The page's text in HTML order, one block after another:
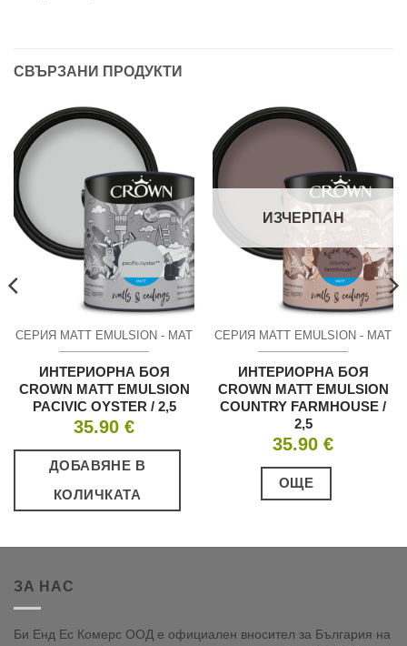
СВЪРЗАНИ ПРОДУКТИ
СЕРИЯ MATT EMULSION - МАТ
ИНТЕРИОРНА БОЯ
CROWN MATT EMULSION
PACIVIC OYSTER / 2,5
35.90 €
ДОБАВЯНЕ В
КОЛИЧКАТА
ИЗЧЕРПАН
СЕРИЯ MATT EMULSION - МАТ
ИНТЕРИОРНА БОЯ
CROWN MATT EMULSION
COUNTRY FARMHOUSE /
2,5
35.90 €
ОЩЕ
ЗА НАС
Би Енд Ес Комерс ООД е официален вносител за България на